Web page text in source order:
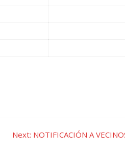
Next: Next
NOTIFICACIÓN A